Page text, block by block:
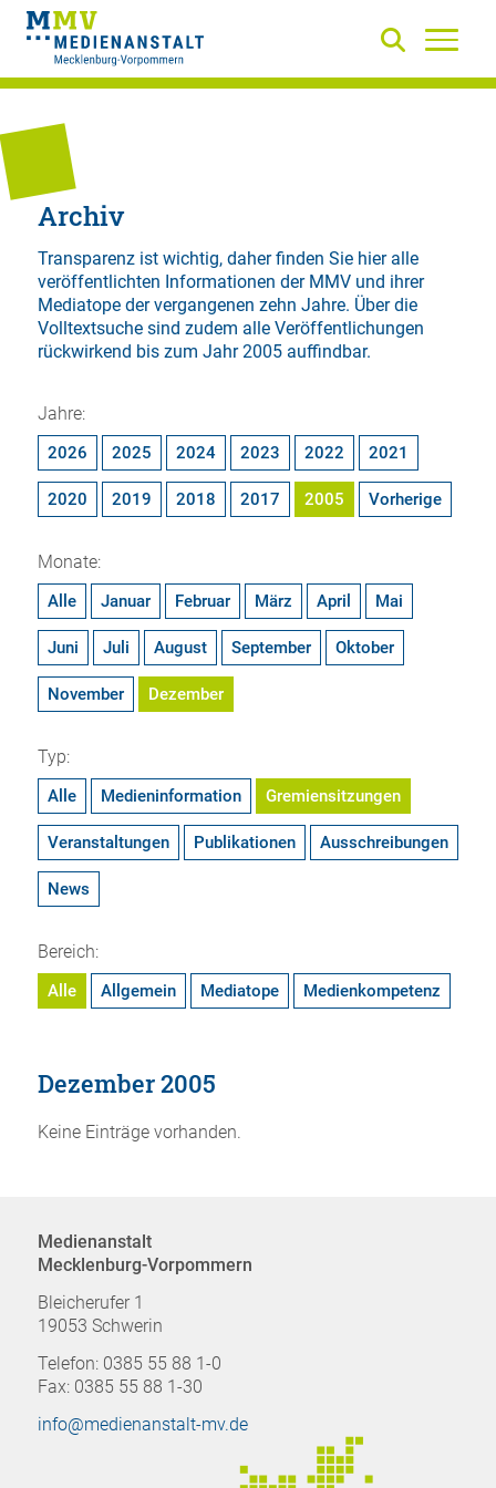
Archiv
Transparenz ist wichtig, daher finden Sie hier alle
veröffentlichten Informationen der MMV und ihrer
Mediatope der vergangenen zehn Jahre. Über die
Volltextsuchesind zudem alle Veröffentlichungen
rückwirkend bis zum Jahr 2005 auffindbar.
Jahre:
2026 2025 2024 2023 2022 2021
2020 2019 2018 2017 2005 Vorherige
Monate:
Alle Januar Februar März April Mai
Juni Juli August September Oktober
November Dezember
Typ:
Alle Medieninformation Gremiensitzungen
Veranstaltungen Publikationen Ausschreibungen
News
Bereich:
Alle Allgemein Mediatope Medienkompetenz
Dezember 2005
Keine Einträge vorhanden.
Medienanstalt
Mecklenburg-Vorpommern
Bleicherufer 1
19053 Schwerin
Telefon: 0385 55 88 1-0
Fax: 0385 55 88 1-30
info@medienanstalt-mv.de